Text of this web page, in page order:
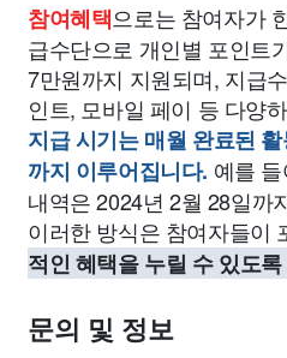
참여혜택으로는 참여자가
급수단으로 개인별 포인트
7만원까지 지원되며, 지급
인트, 모바일 페이 등 다양
지급 시기는 매월 완료된
까지 이루어집니다. 예를
내역은 2024년 2월 28일까
이러한 방식은 참여자들이
적인 혜택을 누릴 수 있도
문의 및 정보